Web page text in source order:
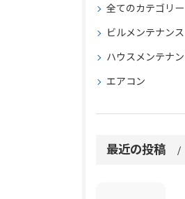
全てのカテゴリー
ビルメンテナンス
ハウスメンテナ
エアコン
最近の投稿